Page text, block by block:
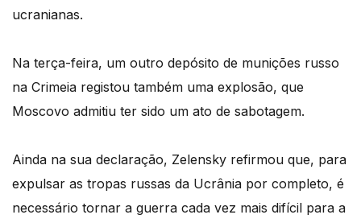
ucranianas.
Na terça-feira, um outro depósito de munições russo
na Crimeia registou também uma explosão, que
Moscovo admitiu ter sido um ato de sabotagem.
Ainda na sua declaração, Zelensky refirmou que, para
expulsar as tropas russas da Ucrânia por completo, é
necessário tornar a guerra cada vez mais difícil para a